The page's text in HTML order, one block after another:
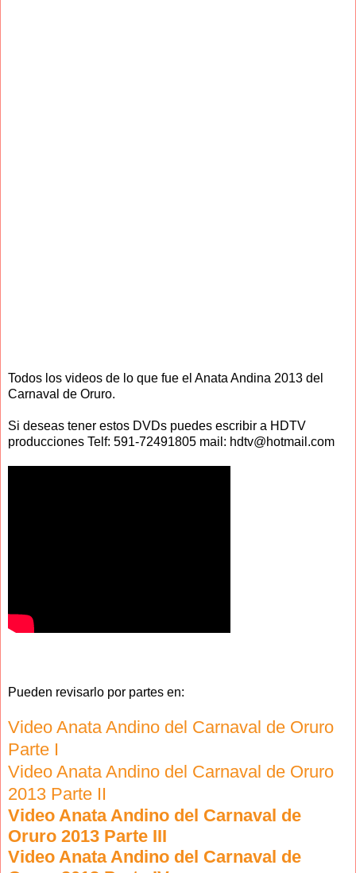
Todos los videos de lo que fue el Anata Andina 2013 del
Carnaval de Oruro.
Si deseas tener estos DVDs puedes escribir a HDTV
producciones Telf: 591-72491805 mail: hdtv@hotmail.com
Pueden revisarlo por partes en:
Video Anata Andino del Carnaval de Oruro
Parte I
Video Anata Andino del Carnaval de Oruro
2013 Parte II
Video Anata Andino del Carnaval de
Oruro 2013 Parte III
Video Anata Andino del Carnaval de